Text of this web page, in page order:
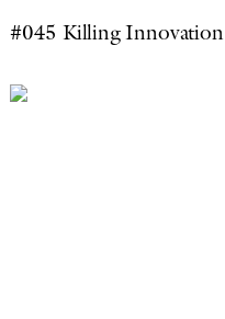
#045 Killing Innovation